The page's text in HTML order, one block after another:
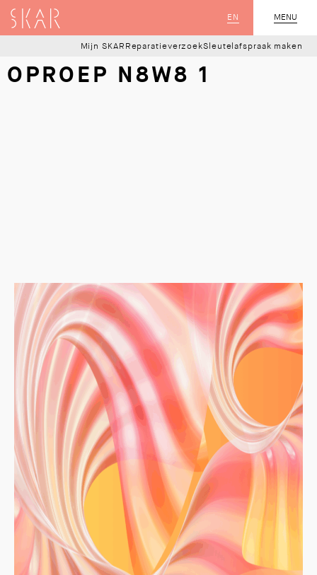
MENU
SLUIT
EN
SKAR
Mijn SKAR ReparatieverzoekSleutelafspraak maken
OPROEP N8W8 1